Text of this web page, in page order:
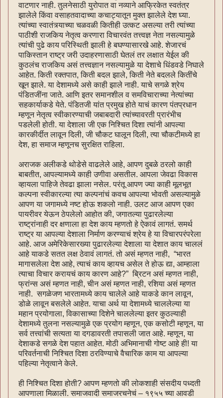
वाटणार नाही. तुलनेसाठी युरोपात वा नव्याने आफ्रिकेत स्वतंत्र
झालेले किंवा वसाहतवादाच्या कचाट्यातून मुक्त झालेले देश घ्या.
त्यांच्या स्वातंत्र्याच्या चळवळी कितीही उत्कट असल्या तरी त्यांच्या
पाठीशी राजकिय नेतृत्व करणारा विचारवंत तत्त्वज्ञ नेता नसल्यामुळे
त्यांची पुढे काय परिस्थिती झाली हे बघण्यासारखे आहे. शेजारचं
पाकिस्तान राष्ट्र जरी उदाहरणासाठी घेतलं तर लक्षात येईल की
कुठलंच राजकिय असं तत्त्वज्ञान नसल्यामुळे या देशाचे धिंडवडे निघाले
आहेत. किती रक्तपात, किती बदल झाले, किती नेते बदलले कितींचे
खून झाले. या देशामध्ये असे काही झाले नाही. याचे सगळे श्रेय
पंडितजींना जाते. आणि इतर समानशील व समविचाराच्या नेत्यांच्या
सहकार्याकडे येते. पंडितजी यांत प्रमुख होते याचं कारण पंतप्रधान
म्हणून नेतृत्व स्वीकारण्याची जबाबदारी त्यांच्यावरती प्रारंभीच
पडलेली होती. या देशाला जी एक निश्चित दिशा त्यांनी आपल्या
कारकीर्दीत लावून दिली, जी चौकट घालून दिली, त्या चौकटीमध्ये हा
देश, हा समाज म्हणूनच सुरक्षित राहिला.
अराजक अलीकडे थोडेसे वाढलेले आहे, आपण दुबळे ठरलो काही
बाबतीत, आपल्यामध्ये काही उणीवा असतील. आपला जेवढा विकास
व्हायला पाहिजे तेवढा झाला नसेल. परंतू आपण ज्या काही मूलभूत
कल्पना स्वीकारल्या त्या कल्पनांचं कवच आपल्या भोवती असल्यामुळे
आपण या जगामध्ये नष्ट होऊ शकलो नाही. उलट आज आपण एका
पायरीवर येऊन ठेपलेलो आहोत की, जगातल्या पुढारलेल्या
राष्ट्रांनाही दर क्षणाला हा देश काय म्हणतो हे ऐकावं लागतं. समर्थ
राष्ट्र या आपल्या देशाला निर्माण करण्याचं श्रेय हे या विचारपरंपरेला
आहे. आज अमेरिकेसारख्या पुढारलेल्या देशाला या देशात काय चाललं
आहे याकडे सतत लक्ष ठेवावं लागतं. तो असं म्हणत नाही, “भारत
मागासलेला देश आहे, त्याचं काय व्हायच असेल ते होऊ द्या, आम्हाला
त्याचा विचार करायचं काय कारण आहे?” ब्रिटन असं म्हणत नाही,
फ्रांन्स असं म्हणत नाही, चीन असं म्हणत नाही, रशिया असं म्हणत
नाही. सगळेजण भारतामध्ये काय चालेले आहे याकडे कान लावून,
डोळे लावून बसलेले आहेत. याचा अर्थ या देशामध्ये चाललेल्या या
महान प्रयोगाला, विकासाच्या दिशेने चाललेल्या इतर कुठल्याही
देशामध्ये तुलना नसल्यामुळे एक प्रयोग म्हणून, एक कसोटी म्हणून, या
सर्व तत्त्वांची सत्यता या दगडावरती तपासली जात आहे. म्हणून, या
देशाकडे सगळे देश पहात आहेत. मोठी अभिमानाची गोष्ट आहे ही! या
परिवर्तनाची निश्चित दिशा ठरविण्याचे वैचारिक काम या आपल्या
पहिल्या नेतृत्वाने केले.
ही निश्चित दिशा होती? आपण म्हणतो की लोकशाही संसदीय पध्दती
आपणाला मिळाली. समाजवादी समाजरचनेचं – १९५५ च्या आवडी